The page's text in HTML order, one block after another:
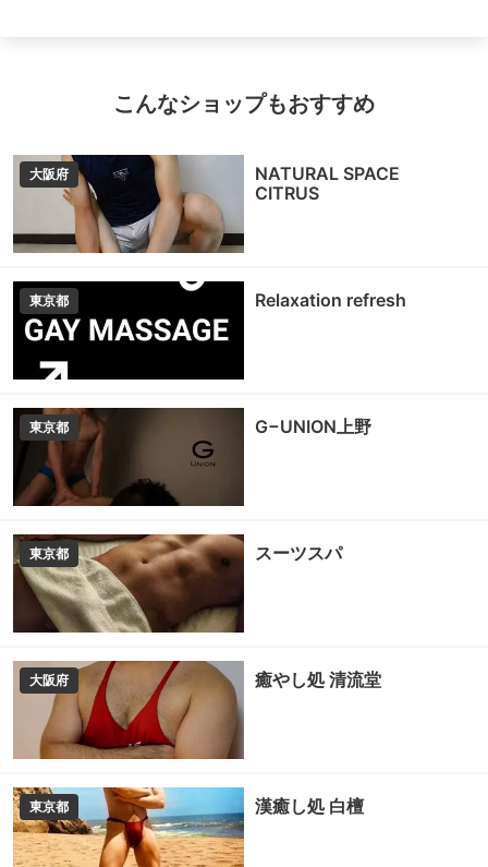
こんなショップもおすすめ
大阪府
NATURAL SPACE
CITRUS
東京都 Relaxation refresh
東京都 G−UNION上野
東京都 スーツスパ
大阪府 癒やし処 清流堂
東京都 漢癒し処 白檀